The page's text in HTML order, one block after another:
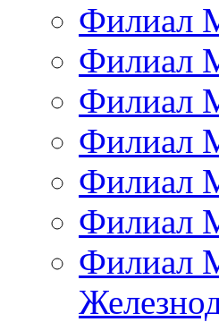
Филиал
Филиал
Филиал
Филиал
Филиал
Филиал
Филиал